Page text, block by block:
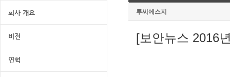
회사 개요
비전
연혁
투씨에스지
[보안뉴스 2016